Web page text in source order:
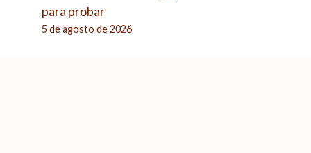
para probar
5 de agosto de 2026